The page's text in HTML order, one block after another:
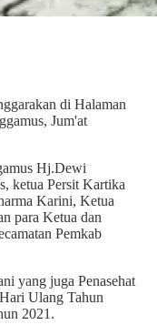
di Halaman
Jum'at
Hj.Dewi
ketua Persit Kartika
Karini, Ketua
para Ketua dan
Pemkab
yang juga Penasehat
Ulang Tahun
2021.